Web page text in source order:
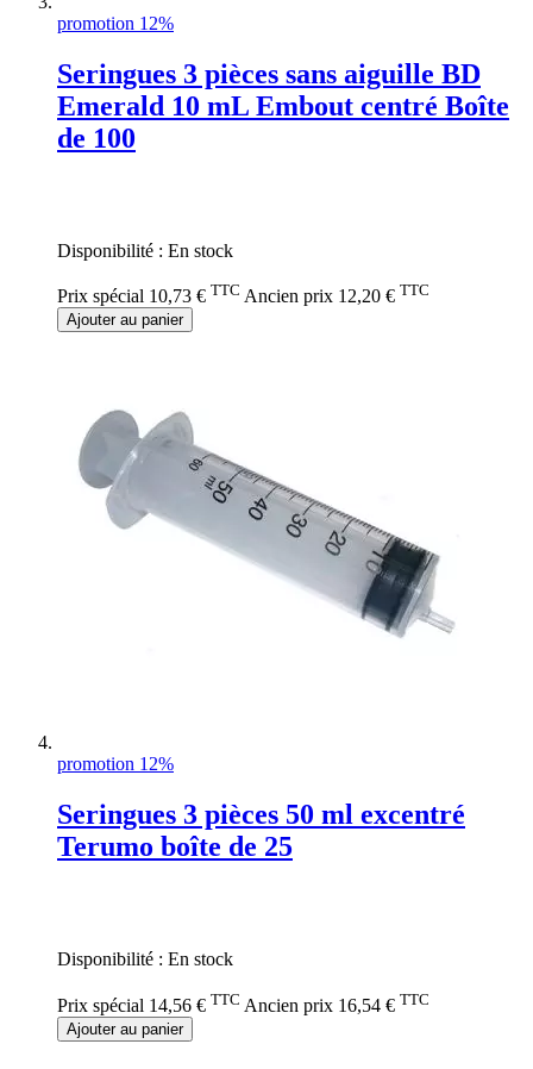
promotion 12%
Seringues 3 pièces sans aiguille BD
Emerald 10 mL Embout centré Boîte
de 100
Disponibilité : En stock
Prix spécial 10,73 € TTC Ancien prix 12,20 € TTC
Ajouter au panier
promotion 12%
Seringues 3 pièces 50 ml excentré
Terumo boîte de 25
Disponibilité : En stock
Prix spécial 14,56 € TTC Ancien prix 16,54 € TTC
Ajouter au panier